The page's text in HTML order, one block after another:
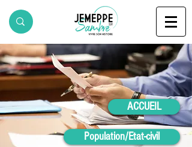
ACCUEIL
Population/Etat-civil